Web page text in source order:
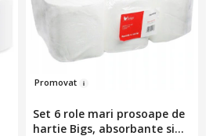
Promovat
Set 6 role mari prosoape de
hartie Bigs, absorbante si